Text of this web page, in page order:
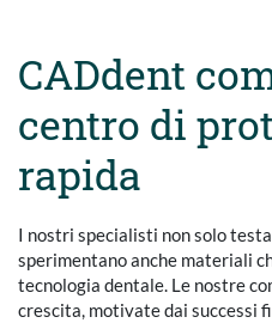
CADdent
centro di
rapida
I nostri specialisti non solo
sperimentano anche materiali
tecnologia dentale. Le nostre
crescita, motivate dai successi